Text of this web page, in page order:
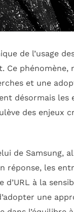
de l’usage
phénomène,
et une
désormais les
des enjeux
de Samsung,
réponse, les
à la
une